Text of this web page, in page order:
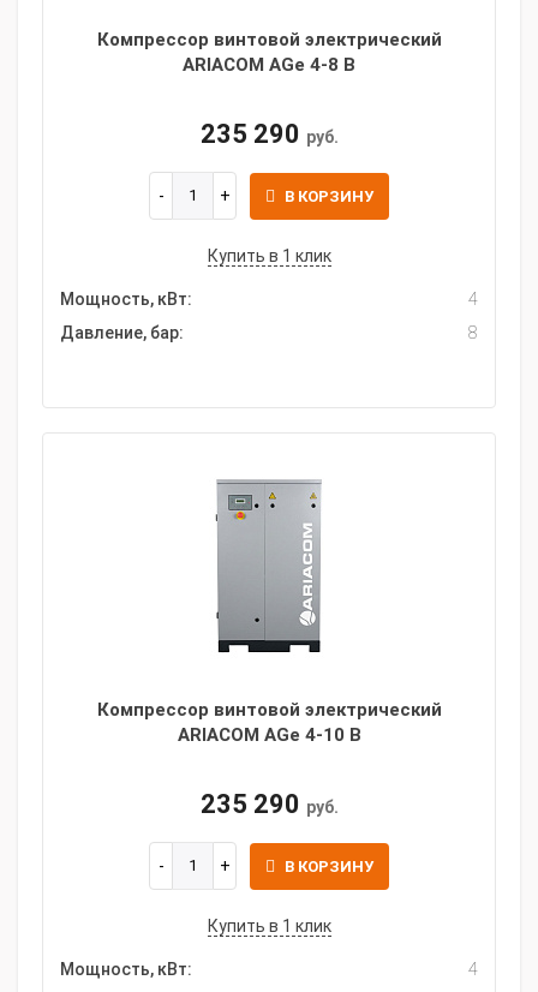
Компрессор винтовой электрический
ARIACOM AGe 4-8 B
235 290 руб.
В КОРЗИНУ
Купить в 1 клик
Мощность, кВт:
4
Давление, бар:
8
Компрессор винтовой электрический
ARIACOM AGe 4-10 B
235 290 руб.
В КОРЗИНУ
Купить в 1 клик
Мощность, кВт:
4